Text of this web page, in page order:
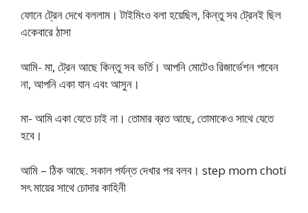
ফোনে ট্রেন দেখে বললাম। টাইমিংও বলা হয়েছিল, কিন্তু সব ট্রেনই ছিল
একেবারে ঠাসা
আমি- মা, ট্রেন আছে কিন্তু সব ভর্তি। আপনি মোটেও রিজার্ভেশন পাবেন
না, আপনি একা যান এবং আসুন।
মা- আমি একা যেতে চাই না। তোমার ব্রত আছে, তোমাকেও সাথে যেতে
হবে।
আমি – ঠিক আছে. সকাল পর্যন্ত দেখার পর বলব। step mom choti
সৎ মায়ের সাথে চোদার কাহিনী